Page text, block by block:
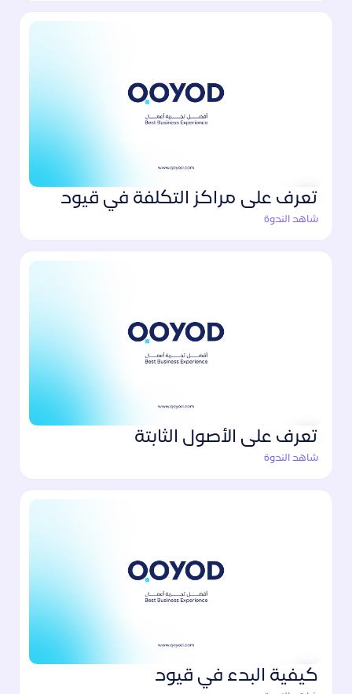
تعرف على مراكز التكلفة في قيود
شاهد الندوة
تعرف على الأصول الثابتة
شاهد الندوة
كيفية البدء في قيود